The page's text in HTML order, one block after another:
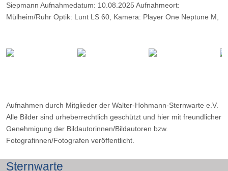
Siepmann Aufnahmedatum: 10.08.2025 Aufnahmeort:
Mülheim/Ruhr Optik: Lunt LS 60, Kamera: Player One Neptune M,
Aufnahmen durch Mitglieder der Walter-Hohmann-Sternwarte e.V.
Alle Bilder sind urheberrechtlich geschützt und hier mit freundlicher
Genehmigung der Bildautorinnen/Bildautoren bzw.
Fotografinnen/Fotografen veröffentlicht.
Sternwarte